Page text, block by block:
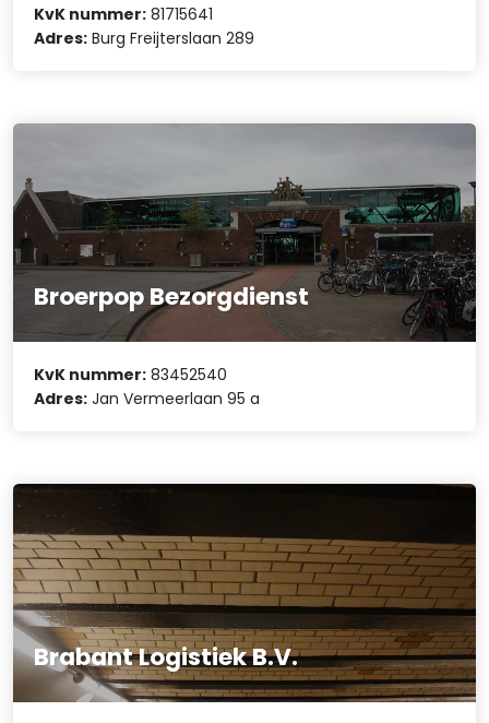
KvK nummer: 81715641
Adres: Burg Freijterslaan 289
Broerpop Bezorgdienst
KvK nummer: 83452540
Adres: Jan Vermeerlaan 95 a
Brabant Logistiek B.V.